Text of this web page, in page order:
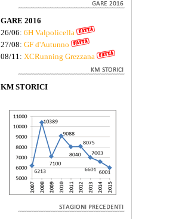
GARE 2016
26/06: 6H Valpolicella
27/08: GF d'Autunno
08/11: XCRunning Grezzana
KM STORICI